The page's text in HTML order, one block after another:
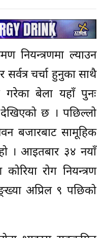
नियन्त्रणमा ल्याउन
चर्चा हुनुका साथै
गरेका बेला यहाँ पुनः
छ । पछिल्लो
बजारबाट सामूहिक
। आइतबार ३४ नयाँ
रोग नियन्त्रण
अप्रिल ९ पछिको